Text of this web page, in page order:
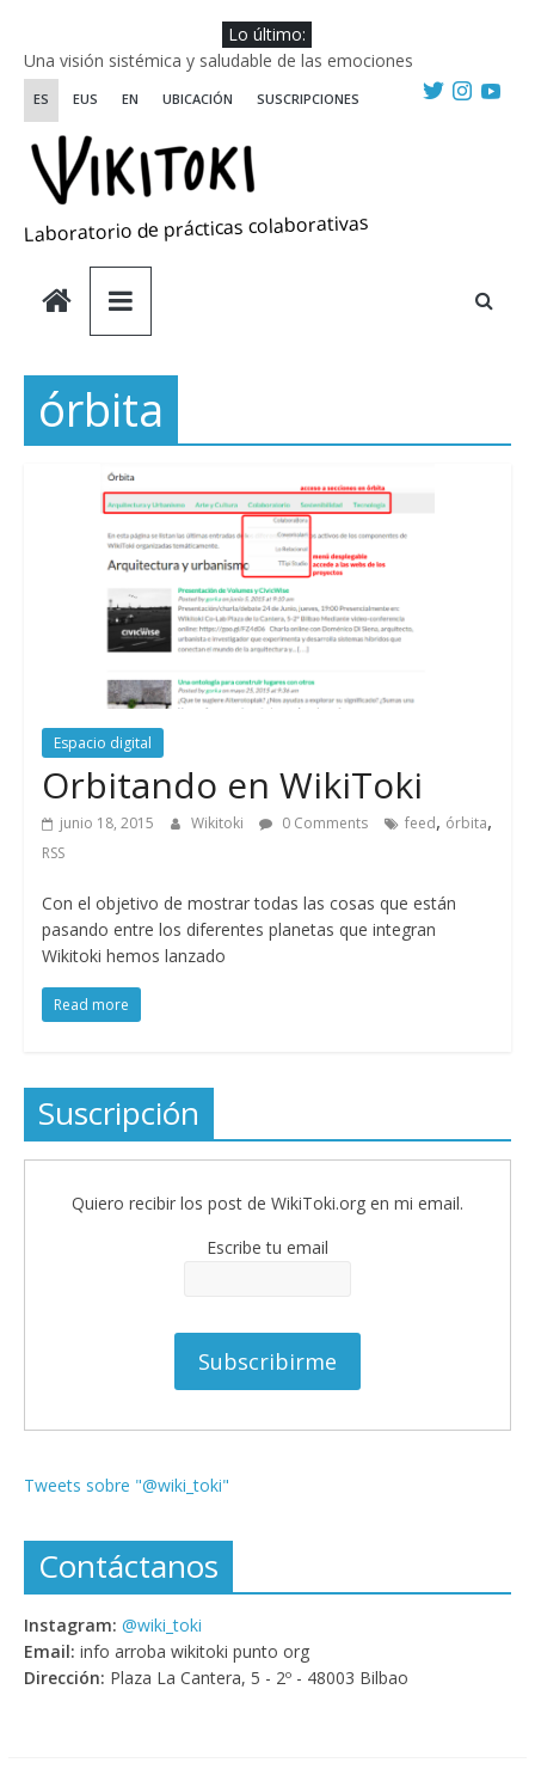
contenido
Lo último:
Una visión sistémica y saludable de las emociones
Investigando y haciendo desde-con las artes
WIKIRIKI ::: Convocatoria de residencias de investigación y
creación 2025
Escuela de Prácticas Transformadoras
ES EUS EN UBICACIÓN SUSCRIPCIONES
Laboratorio de prácticas colaborativas
órbita
Espacio digital
Orbitando en WikiToki
junio 18, 2015 Wikitoki 0 Comments feed, órbita,
RSS
Con el objetivo de mostrar todas las cosas que están
pasando entre los diferentes planetas que integran
Wikitoki hemos lanzado
Read more
Suscripción
Quiero recibir los post de WikiToki.org en mi email.
Escribe tu email
Tweets sobre "@wiki_toki"
Contáctanos
Instagram: @wiki_toki
Email: info arroba wikitoki punto org
Dirección: Plaza La Cantera, 5 - 2º - 48003 Bilbao